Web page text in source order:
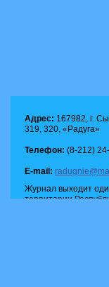
Адрес: 167982, г.
319, 320, «Радуга»
Телефон: (8-212)
E-mail:
Журнал выходит
территории